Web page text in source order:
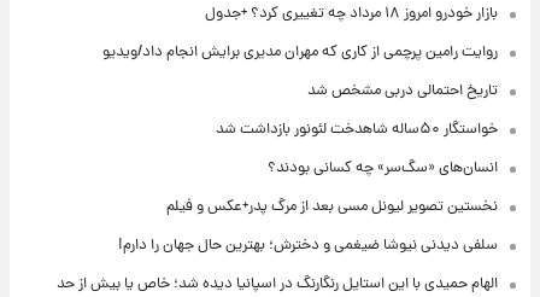
بازار خودرو امروز ۱۸ مرداد چه تغییری کرد؟ +جدول
روایت رامین پرچمی از کاری که مهران مدیری برایش انجام داد/ویدیو
تاریخ احتمالی دربی مشخص شد
خواستگار ۵۰ساله شاهدخت لئونور بازداشت شد
انسان‌های «سگ‌سر» چه کسانی بودند؟
نخستین تصویر لیونل مسی بعد از مرگ پدر+عکس و فیلم
سلفی دیدنی نیوشا ضیغمی و دخترش؛ بهترین حال جهان را دارم!
الهام حمیدی با این استایل رنگارنگ در اسپانیا دیده شد؛ خاص یا بیش از حد